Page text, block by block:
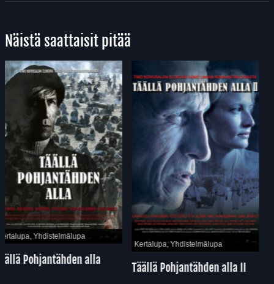
Näistä saattaisit pitää
Kertalupa, Yhdistelmälupa
Täällä Pohjantähden alla
Kertalupa, Yhdistelmälupa
Täällä Pohjantähden alla II